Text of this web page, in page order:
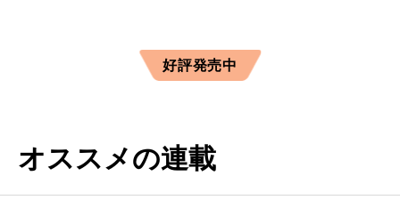
好評発売中
オススメの連載